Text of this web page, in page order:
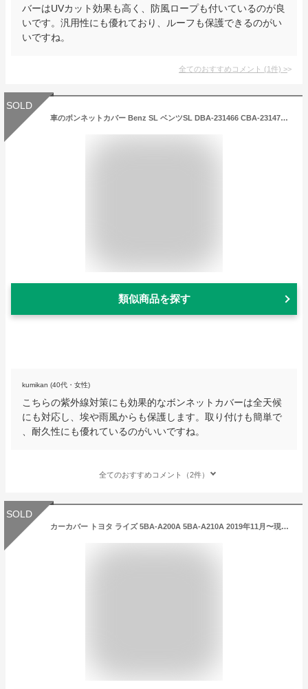
バーはUVカット効果も高く、防風ロープも付いているのが良
いです。汎用性にも優れており、ルーフも保護できるのがい
いですね。
全てのおすすめコメント (1件) >
SOLD
車のボンネットカバー Benz SL ベンツSL DBA-231466 CBA-231473 2016年6月〜2019年1月 専用カバー カーカバー 車用サンシェード ほこり、風、太陽、紫外線に対する全天候型防水保護
類似商品を探す
kumikan (40代・女性)
こちらの紫外線対策にも効果的なボンネットカバーは全天候
にも対応し、埃や雨風からも保護します。取り付けも簡単で
、耐久性にも優れているのがいいですね。
全てのおすすめコメント（2件）
SOLD
カーカバー トヨタ ライズ 5BA-A200A 5BA-A210A 2019年11月〜現行 専用カバー 車のボンネットカバー 防水防塵防輻射紫外線 四季対応 カーカバー